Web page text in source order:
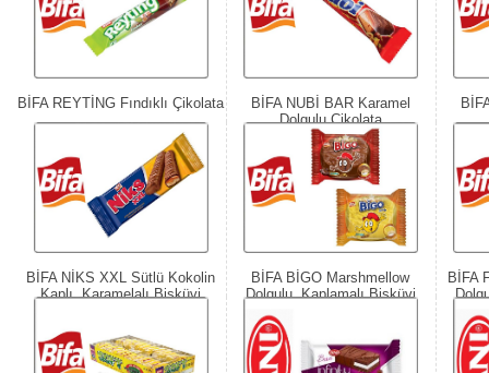
BİFA REYTİNG Fındıklı Çikolata
BİFA NUBİ BAR Karamel
Dolgulu Çikolata
BİFA NİKS XXL Sütlü Kokolin
Kaplı, Karamelalı Bisküvi
BİFA BİGO Marshmellow
Dolgulu, Kaplamalı Bisküvi
BİFA